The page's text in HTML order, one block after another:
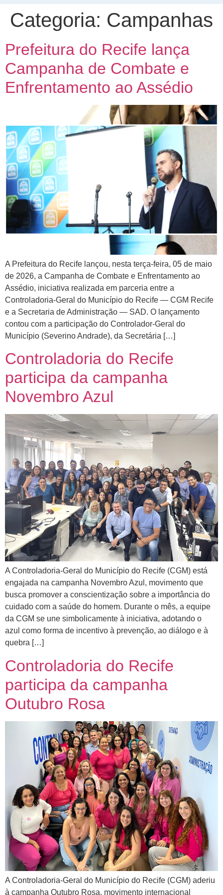
Categoria: Campanhas
Prefeitura do Recife lança
Campanha de Combate e
Enfrentamento ao Assédio
A Prefeitura do Recife lançou, nesta terça-feira, 05 de maio
de 2026, a Campanha de Combate e Enfrentamento ao
Assédio, iniciativa realizada em parceria entre a
Controladoria-Geral do Município do Recife — CGM Recife
e a Secretaria de Administração — SAD. O lançamento
contou com a participação do Controlador-Geral do
Município (Severino Andrade), da Secretária […]
Controladoria do Recife
participa da campanha
Novembro Azul
A Controladoria-Geral do Município do Recife (CGM) está
engajada na campanha Novembro Azul, movimento que
busca promover a conscientização sobre a importância do
cuidado com a saúde do homem. Durante o mês, a equipe
da CGM se une simbolicamente à iniciativa, adotando o
azul como forma de incentivo à prevenção, ao diálogo e à
quebra […]
Controladoria do Recife
participa da campanha
Outubro Rosa
A Controladoria-Geral do Município do Recife (CGM) aderiu
à campanha Outubro Rosa, movimento internacional